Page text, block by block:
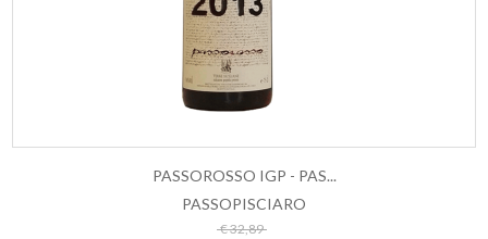
ESAURITO
PASSOROSSO IGP - PAS...
PASSOPISCIARO
€ 32,89